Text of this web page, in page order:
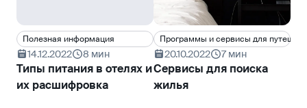
Полезная информация
14.12.2022 8 мин
Типы питания в отелях и
их расшифровка
Программы и сервисы для
20.10.2022 7 мин
Сервисы для поиска
жилья